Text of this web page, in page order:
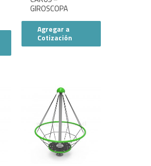
GIROSCOPA
Agregar a
Cotización